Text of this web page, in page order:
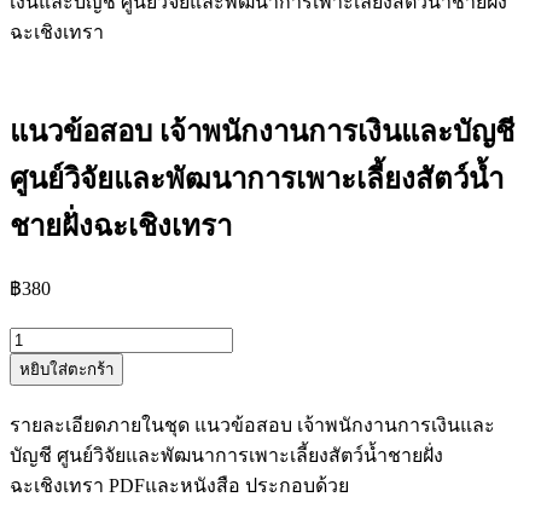
ฉะเชิงเทรา
แนวข้อสอบ เจ้าพนักงานการเงินและบัญชี
ศูนย์วิจัยและพัฒนาการเพาะเลี้ยงสัตว์น้ำ
ชายฝั่งฉะเชิงเทรา
฿380
จำนวน
แนว
เจ้า
พนักงาน
การ
หยิบใส่ตะกร้า
รายละเอียดภายในชุด แนวข้อสอบ เจ้าพนักงานการเงินและ
บัญชี ศูนย์วิจัยและพัฒนาการเพาะเลี้ยงสัตว์น้ำชายฝั่ง
ฉะเชิงเทรา PDFและหนังสือ ประกอบด้วย